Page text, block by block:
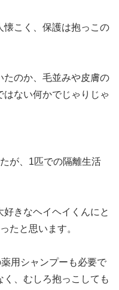
懐こく、保護は抱っこの
たのか、毛並みや皮膚の
ない何かでじゃりじゃ
が、1匹での隔離生活
好きなヘイヘイくんにと
たと思います。
用シャンプーも必要で
く、むしろ抱っこしても